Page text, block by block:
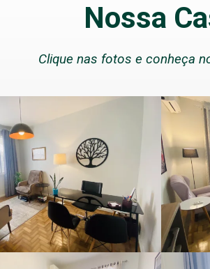
Nossa
Clique nas fotos e conheça